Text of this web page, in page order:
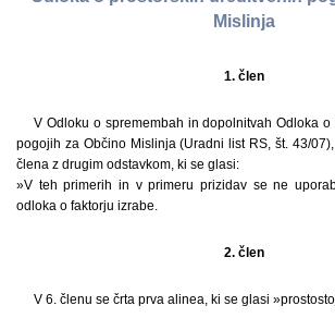
Mislinja
1. člen
V Odloku o spremembah in dopolnitvah Odloka o
pogojih za Občino Mislinja (Uradni list RS, št. 43/
člena z drugim odstavkom, ki se glasi:
»V teh primerih in v primeru prizidav se ne
odloka o faktorju izrabe.
2. člen
V 6. členu se črta prva alinea, ki se glasi